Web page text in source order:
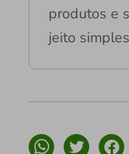
produtos e
jeito